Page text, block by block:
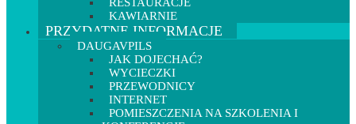
KAWIARNIE
PRZYDATNE INFORMACJE
DAUGAVPILS
JAK DOJECHAĆ?
WYCIECZKI
PRZEWODNICY
INTERNET
POMIESZCZENIA NA SZKOLENIA I